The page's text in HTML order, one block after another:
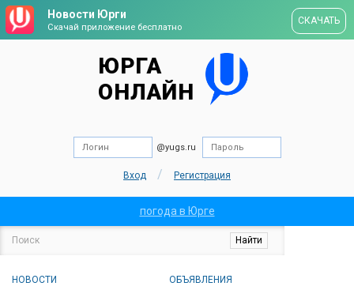
Новости Юрги
Скачай приложение бесплатно
СКАЧАТЬ
ЮРГА
ОНЛАЙН
@yugs.ru
Вход / Регистрация
погода в Юрге
НОВОСТИ ОБЪЯВЛЕНИЯ